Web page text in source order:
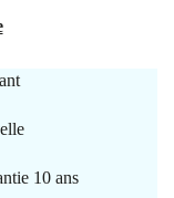
10 ans